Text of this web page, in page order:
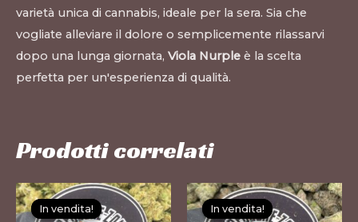
varietà unica di cannabis, ideale per la sera. Sia che
vogliate alleviare il dolore o semplicemente rilassarvi
dopo una lunga giornata, Viola Nurple è la scelta
perfetta per un'esperienza di qualità.
Prodotti correlati
In vendita!
In vendita!
Questo
prodotto
In vendita!
In vendita!
Questo
prodotto